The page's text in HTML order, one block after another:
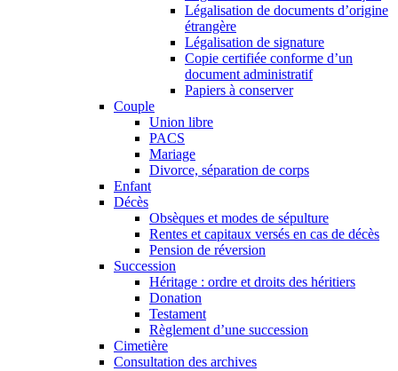
Légalisation de documents d’origine
étrangère
Légalisation de signature
Copie certifiée conforme d’un
document administratif
Papiers à conserver
Couple
Union libre
PACS
Mariage
Divorce, séparation de corps
Enfant
Décès
Obsèques et modes de sépulture
Rentes et capitaux versés en cas de décès
Pension de réversion
Succession
Héritage : ordre et droits des héritiers
Donation
Testament
Règlement d’une succession
Cimetière
Consultation des archives